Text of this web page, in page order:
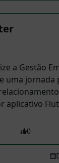
a Gestão
uma
aplicativo
0